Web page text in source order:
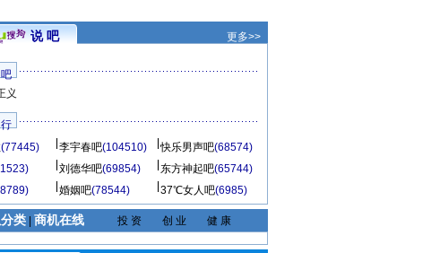
说 吧 更多>>
义
(77445) 李宇春吧(104510) 快乐男声吧(68574)
刘德华吧(69854) 东方神起吧(65744)
婚姻吧(78544) 37℃女人吧(6985)
类| 商机在线 投 资 创 业 健 康